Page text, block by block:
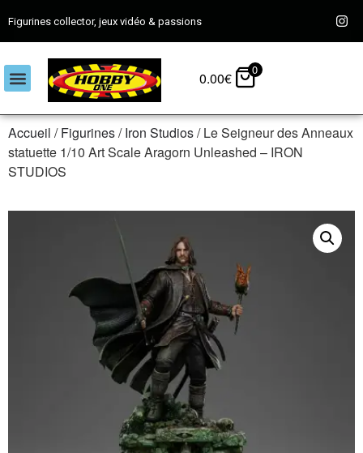
Figurines collector, jeux vidéo & passions
0.00€ 0
Accueil /Figurines/Iron Studios/ Le Seigneur des Anneaux
statuette 1/10 Art Scale Aragorn Unleashed – IRON
STUDIOS